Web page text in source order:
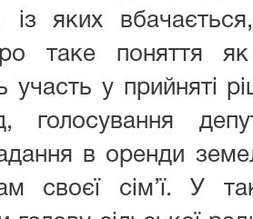
із яких
таке поняття як
участь у прийняті
голосування
в оренди
своєї сім’ї. У